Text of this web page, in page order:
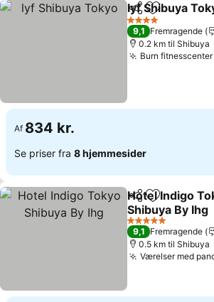
Del Føj til
lyf Shibuya
4 Stjerner
9,1 Fremragende
0.2 km til Shibuya
Burn fitnesscenter
Af 834 kr.
Se priser fra 8 hjemmesider
Del Føj til
Hotel Indigo
Shibuya By Ihg
Se priser
5 Stjerner
9,1 Fremragende
0.5 km til Shibuya
Værelser med